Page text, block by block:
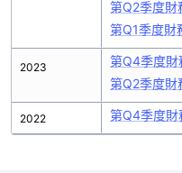
2023
2022
第Q2季度財
第Q1季度財
第Q4季度財
第Q2季度財
第Q4季度財